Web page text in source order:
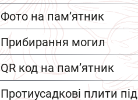
Фото на пам’ятник
Прибирання могил
QR код на пам’ятник
Протиусадкові плити під